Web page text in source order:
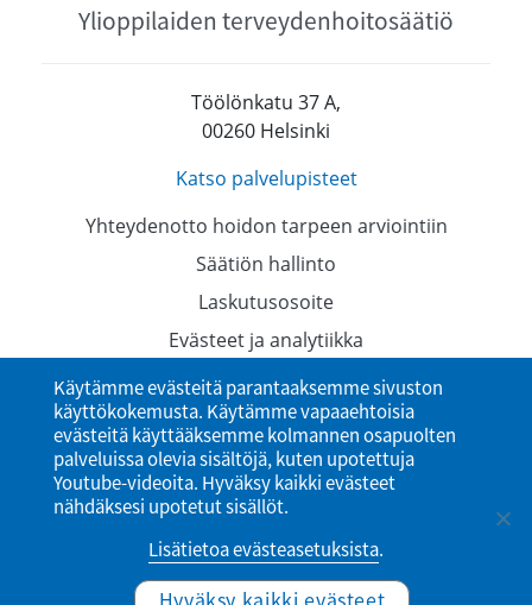
Ylioppilaiden terveydenhoitosäätiö
Töölönkatu 37 A,
00260 Helsinki
Katso palvelupisteet
Yhteydenotto hoidon tarpeen arviointiin
Säätiön hallinto
Laskutusosoite
Evästeet ja analytiikka
Tietosuojaselosteet
Saavutettavuusseloste
Käytämme evästeitä parantaaksemme sivuston
käyttökokemusta. Käytämme vapaaehtoisia
evästeitä käyttääksemme kolmannen osapuolten
palveluissa olevia sisältöjä, kuten upotettuja
Youtube-videoita. Hyväksy kaikki evästeet
nähdäksesi upotetut sisällöt.
Lisätietoa evästeasetuksista.
Hyväksy kaikki evästeet